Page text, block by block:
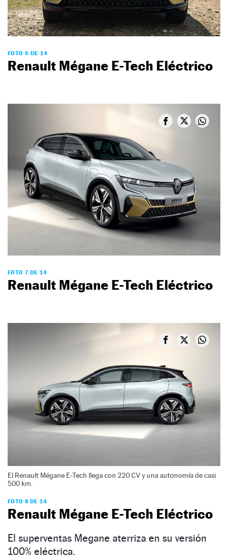
FOTO 6 DE 14
Renault Mégane E-Tech Eléctrico
FOTO 7 DE 14
Renault Mégane E-Tech Eléctrico
El Renault Mégane E-Tech llega con 220 CV y una autonomía de casi
500 km.
FOTO 8 DE 14
Renault Mégane E-Tech Eléctrico
El superventas Megane aterriza en su versión
100% eléctrica.